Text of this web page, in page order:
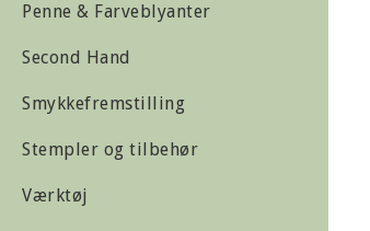
Penne & Farveblyanter
Second Hand
Smykkefremstilling
Stempler og tilbehør
Værktøj